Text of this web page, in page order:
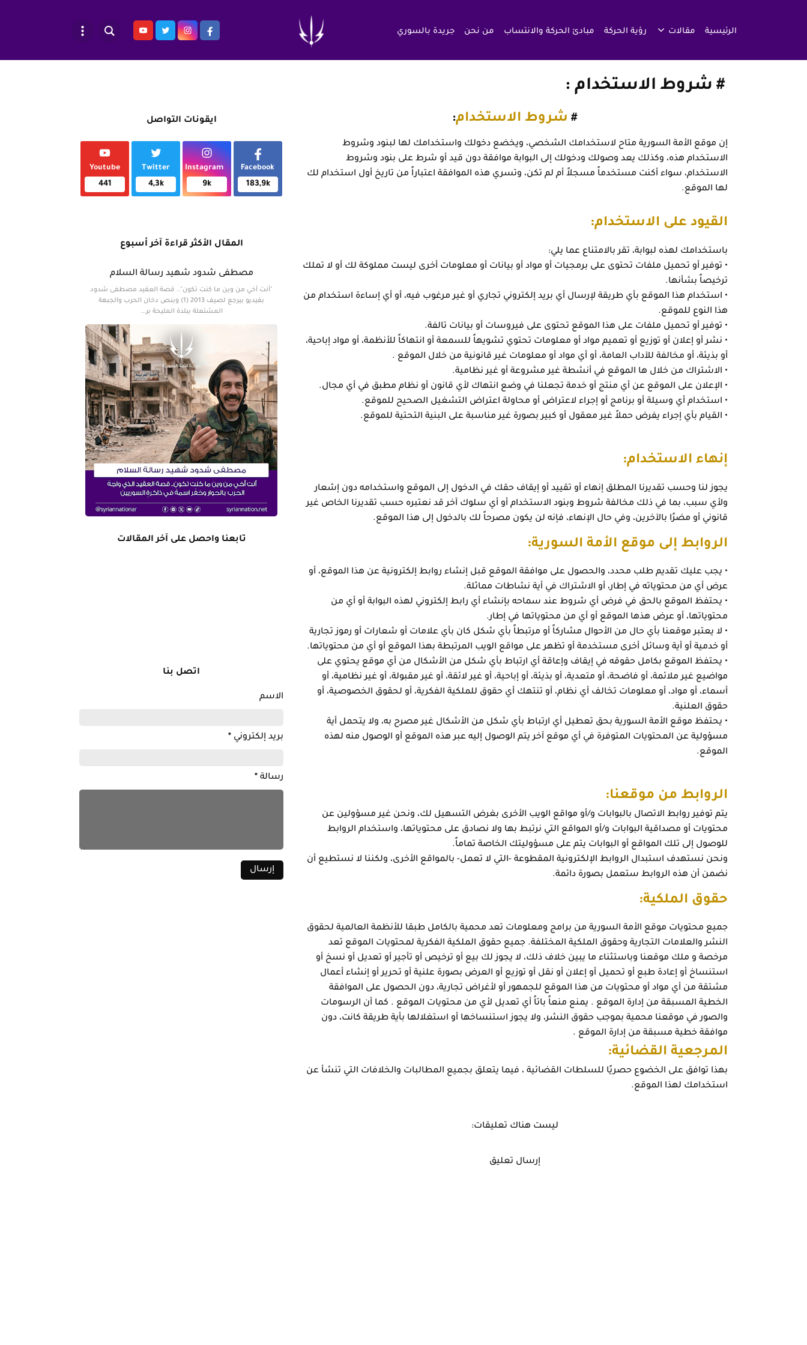
الرئيسية مقالات رؤية الحركة مبادئ الحركة والانتساب من نحن جريدة بالسوري
شروط الاستخدام
شروط الاستخدام
إن موقع الأمة السورية متاح لاستخدامك الشخصي، ويخضع دخولك واستخدامك لها لبنود وشروط
الاستخدام هذه، وكذلك يعد وصولك ودخولك إلى البوابة موافقة دون قيد أو شرط على بنود وشروط
الاستخدام، سواء أكنت مستخدماً مسجلاً أم لم تكن، وتسري هذه الموافقة اعتباراً من تاريخ أول استخدام لك
لها الموقع.
القيود على الاستخدام:
باستخدامك لهذه لبوابة، تقر بالامتناع عما يلي:
• توفير أو تحميل ملفات تحتوى على برمجيات أو مواد أو بيانات أو معلومات أخرى ليست مملوكة لك أو لا تملك
ترخيصاً بشأنها.
• استخدام هذا الموقع بأي طريقة لإرسال أي بريد إلكتروني تجاري أو غير مرغوب فيه، أو أي إساءة استخدام من
هذا النوع للموقع.
• توفير أو تحميل ملفات على هذا الموقع تحتوى على فيروسات أو بيانات تالفة.
• نشر أو إعلان أو توزيع أو تعميم مواد أو معلومات تحتوي تشويهاً للسمعة أو انتهاكاً للأنظمة، أو مواد إباحية،
أو بذيئة، أو مخالفة للآداب العامة، أو أي مواد أو معلومات غير قانونية من خلال الموقع .
• الاشتراك من خلال ها الموقع في أنشطة غير مشروعة أو غير نظامية.
• الإعلان على الموقع عن أي منتج أو خدمة تجعلنا في وضع انتهاك لأي قانون أو نظام مطبق في أي مجال.
• استخدام أي وسيلة أو برنامج أو إجراء لاعتراض أو محاولة اعتراض التشغيل الصحيح للموقع.
• القيام بأي إجراء يفرض حملاً غير معقول أو كبير بصورة غير مناسبة على البنية التحتية للموقع.
إنهاء الاستخدام:
يجوز لنا وحسب تقديرنا المطلق إنهاء أو تقييد أو إيقاف حقك في الدخول إلى الموقع واستخدامه دون إشعار
ولأي سبب، بما في ذلك مخالفة شروط وبنود الاستخدام أو أي سلوك آخر قد نعتبره حسب تقديرنا الخاص غير
قانوني أو مضرًا بالآخرين، وفي حال الإنهاء، فإنه لن يكون مصرحاً لك بالدخول إلى هذا الموقع.
الروابط إلى موقع الأمة السورية:
• يجب عليك تقديم طلب محدد، والحصول على موافقة الموقع قبل إنشاء روابط إلكترونية عن هذا الموقع، أو
عرض أي من محتوياته في إطار، أو الاشتراك في أية نشاطات مماثلة.
• يحتفظ الموقع بالحق في فرض أي شروط عند سماحه بإنشاء أي رابط إلكتروني لهذه البوابة أو أي من
محتوياتها، أو عرض هذها الموقع أو أي من محتوياتها في إطار.
• لا يعتبر موقعنا بأي حال من الأحوال مشاركاً أو مرتبطاً بأي شكل كان بأي علامات أو شعارات أو رموز تجارية
أو خدمية أو أية وسائل أخرى مستخدمة أو تظهر على مواقع الويب المرتبطة بهذا الموقع أو أي من محتوياتها.
• يحتفظ الموقع بكامل حقوقه في إيقاف وإعاقة أي ارتباط بأي شكل من الأشكال من أي موقع يحتوي على
مواضيع غير ملائمة، أو فاضحة، أو متعدية، أو بذيئة، أو إباحية، أو غير لائقة، أو غير مقبولة، أو غير نظامية، أو
أسماء، أو مواد، أو معلومات تخالف أي نظام، أو تنتهك أي حقوق للملكية الفكرية، أو لحقوق الخصوصية، أو
حقوق العلنية.
• يحتفظ موقع الأمة السورية بحق تعطيل أي ارتباط بأي شكل من الأشكال غير مصرح به، ولا يتحمل أية
مسؤولية عن المحتويات المتوفرة في أي موقع آخر يتم الوصول إليه عبر هذه الموقع أو الوصول منه لهذه
الموقع.
الروابط من موقعنا:
يتم توفير روابط الاتصال بالبوابات و/أو مواقع الويب الأخرى بغرض التسهيل لك، ونحن غير مسؤولين عن
محتويات أو مصداقية البوابات و/أو المواقع التي نرتبط بها ولا نصادق على محتوياتها، واستخدام الروابط
للوصول إلى تلك المواقع أو البوابات يتم على مسؤوليتك الخاصة تماماً.
ونحن نستهدف استبدال الروابط الإلكترونية المقطوعة -التي لا تعمل- بالمواقع الأخرى، ولكننا لا نستطيع أن
نضمن أن هذه الروابط ستعمل بصورة دائمة.
حقوق الملكية:
جميع محتويات موقع الأمة السورية من برامج ومعلومات تعد محمية بالكامل طبقا للأنظمة العالمية لحقوق
النشر والعلامات التجارية وحقوق الملكية المختلفة. جميع حقوق الملكية الفكرية لمحتويات الموقع تعد
مرخصة و ملك موقعنا وباستثناء ما يبين خلاف ذلك، لا يجوز لك بيع أو ترخيص أو تأجير أو تعديل أو نسخ أو
استنساخ أو إعادة طبع أو تحميل أو إعلان أو نقل أو توزيع أو العرض بصورة علنية أو تحرير أو إنشاء أعمال
مشتقة من أي مواد أو محتويات من هذا الموقع للجمهور أو لأغراض تجارية، دون الحصول على الموافقة
الخطية المسبقة من إدارة الموقع . يمنع منعاً باتاً أي تعديل لأي من محتويات الموقع . كما أن الرسومات
والصور في موقعنا محمية بموجب حقوق النشر، ولا يجوز استنساخها أو استغلالها بأية طريقة كانت، دون
موافقة خطية مسبقة من إدارة الموقع .
المرجعية القضائية:
بهذا توافق على الخضوع حصريًا للسلطات القضائية ، فيما يتعلق بجميع المطالبات والخلافات التي تنشأ عن
استخدامك لهذا الموقع.
ليست هناك تعليقات:
إرسال تعليق
ايقونات التواصل
Facebook
183,9k
Instagram
9k
Twitter
4,3k
Youtube
441
المقال الأكثر قراءة آخر أسبوع
مصطفى شدود شهيد رسالة السلام
"أنت أخي من وين ما كنت تكون".. قصة العقيد مصطفى شدود
بفيديو بيرجع لصيف 2013 (1) وبنص دخان الحرب والجبهة
المشتعلة ببلدة المليحة بر...
تابعنا واحصل على آخر المقالات
اتصل بنا
الاسم
بريد إلكتروني *
رسالة *